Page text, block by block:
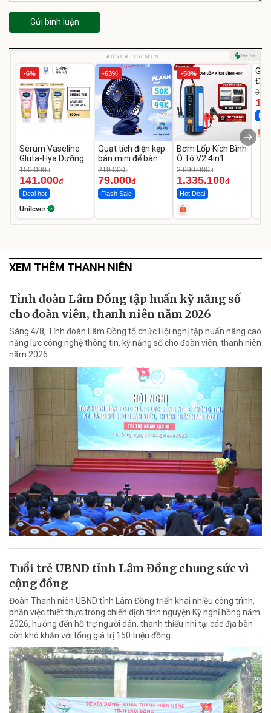
Gửi bình luận
ADVERTISEMENT
-6%
Serum Vaseline
Gluta-Hya Dưỡng
Da Sáng Mịn Sau 7
Ngày
150.000đ
141.000đ
Deal hot
Unilever
-63%
Quạt tích điện kẹp
bàn mini để bàn
219.000đ
79.000đ
Flash Sale
-50%
Bơm Lốp Kích Bình
Ô Tô V2 4in1
MEDICAR –
12.000mAh
2.690.000đ
1.335.100đ
Hot Deal
Đùi
XEM THÊM THANH NIÊN
Tỉnh đoàn Lâm Đồng tập huấn kỹ năng số
cho đoàn viên, thanh niên năm 2026
Sáng 4/8, Tỉnh đoàn Lâm Đồng tổ chức Hội nghị tập huấn nâng cao
năng lực công nghệ thông tin, kỹ năng số cho đoàn viên, thanh niên
năm 2026.
Tuổi trẻ UBND tỉnh Lâm Đồng chung sức vì
cộng đồng
Đoàn Thanh niên UBND tỉnh Lâm Đồng triển khai nhiều công trình,
phần việc thiết thực trong chiến dịch tình nguyện Kỳ nghỉ hồng năm
2026, hướng đến hỗ trợ người dân, thanh thiếu nhi tại các địa bàn
còn khó khăn với tổng giá trị 150 triệu đồng.